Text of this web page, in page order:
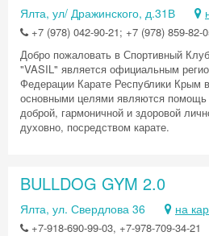
Ялта, ул/ Дражинского, д.31В
+7 (978) 042-90-21; +7 (978) 859-82-
Добро пожаловать в Спортивный
"VASIL" является официальным
Федерации Карате Республики
основными целями являются помощь
доброй, гармоничной и здоровой
духовно, посредством карате.
BULLDOG GYM 2.0
Ялта, ул. Свердлова 36 на
+7-918-690-99-03, +7-978-709-34-21